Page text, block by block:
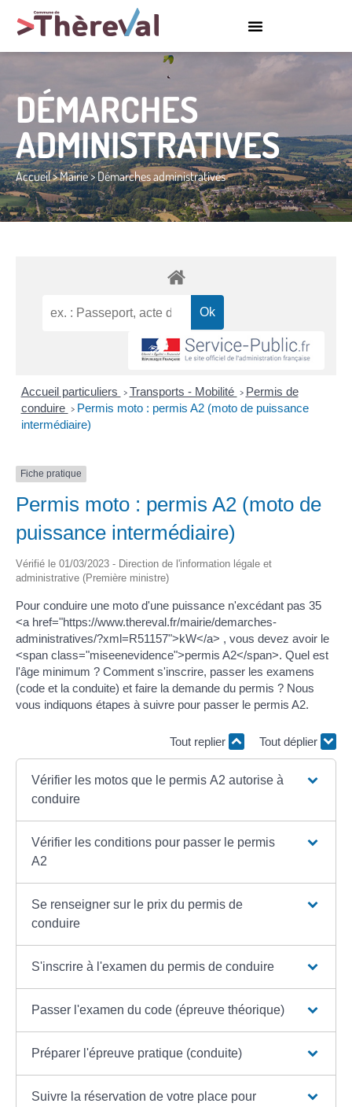
DÉMARCHES
ADMINISTRATIVES
Accueil>Mairie>Démarches administratives
Accueil particuliers > Transports - Mobilité > Permis de
conduire > Permis moto : permis A2 (moto de puissance
intermédiaire)
Fiche pratique
Permis moto : permis A2 (moto de
puissance intermédiaire)
Vérifié le 01/03/2023 - Direction de l'information légale et
administrative (Première ministre)
Pour conduire une moto d'une puissance n'excédant pas 35
<a href="https://www.thereval.fr/mairie/demarches-
administratives/?xml=R51157">kW</a> , vous devez avoir le
<span class="miseenevidence">permis A2</span>. Quel est
l'âge minimum ? Comment s'inscrire, passer les examens
(code et la conduite) et faire la demande du permis ? Nous
vous indiquons étapes à suivre pour passer le permis A2.
Tout replier Tout déplier
Vérifier les motos que le permis A2 autorise à
conduire
Vérifier les conditions pour passer le permis
A2
Se renseigner sur le prix du permis de
conduire
S'inscrire à l'examen du permis de conduire
Passer l'examen du code (épreuve théorique)
Préparer l'épreuve pratique (conduite)
Suivre la réservation de votre place pour